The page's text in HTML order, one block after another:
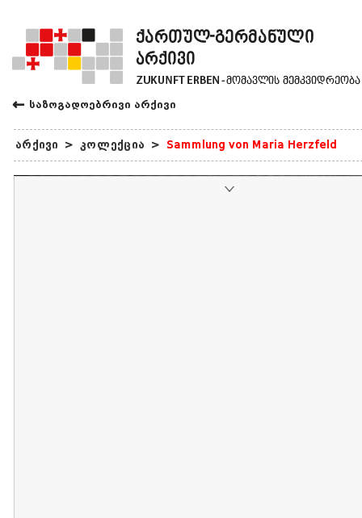
← საზოგადოებრივი არქივი
არქივი > კოლექცია > Sammlung von Maria Herzfeld